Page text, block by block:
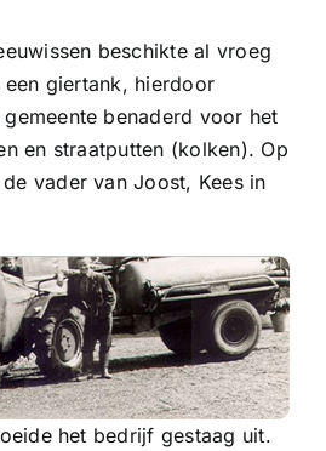
beschikte al vroeg
giertank, hierdoor
benaderd voor het
en straatputten (kolken). Op
vader van Joost, Kees in
het bedrijf gestaag uit.